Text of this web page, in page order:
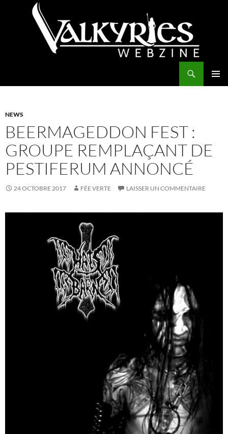
NEWS
BEERMAGEDDON FEST :
GROUPE REMPLAÇANT DE
PESTIFERUM ANNONCÉ
24 OCTOBRE 2017 FÉE VERTE LAISSER UN COMMENTAIRE